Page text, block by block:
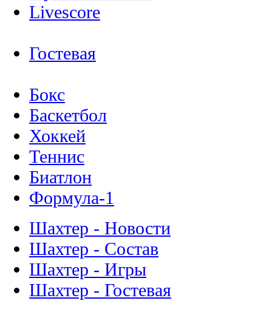
Livescore
Гостевая
Бокс
Баскетбол
Хоккей
Теннис
Биатлон
Формула-1
Шахтер - Новости
Шахтер - Состав
Шахтер - Игры
Шахтер - Гостевая